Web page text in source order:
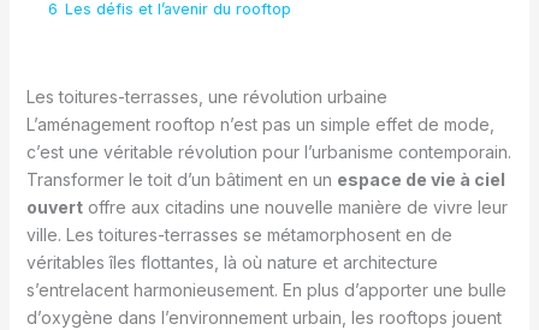
6 Les défis et l’avenir du rooftop
Les toitures-terrasses, une révolution urbaine
L’aménagement rooftop n’est pas un simple effet de mode,
c’est une véritable révolution pour l’urbanisme contemporain.
Transformer le toit d’un bâtiment en un espace de vie à ciel
ouvertoffre aux citadins une nouvelle manière de vivre leur
ville. Les toitures-terrasses se métamorphosent en de
véritables îles flottantes, là où nature et architecture
s’entrelacent harmonieusement. En plus d’apporter une bulle
d’oxygène dans l’environnement urbain, les rooftops jouent